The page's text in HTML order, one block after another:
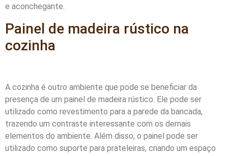
e aconchegante.
Painel de madeira rústico na
cozinha
A cozinha é outro ambiente que pode se beneficiar da
presença de um painel de madeira rústico. Ele pode ser
utilizado como revestimento para a parede da bancada,
trazendo um contraste interessante com os demais
elementos do ambiente. Além disso, o painel pode ser
utilizado como suporte para prateleiras, criando um espaço